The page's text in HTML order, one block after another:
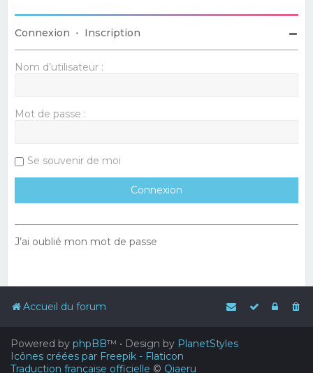
Connexion • Inscription
Nom d’utilisateur :
Mot de passe :
Se souvenir de moi
J’ai oublié mon mot de passe
Accueil du forum
Powered by phpBB™ • Design by PlanetStyles
Icônes créées par Freepik - Flaticon
Traduction française officielle © Qiaeru